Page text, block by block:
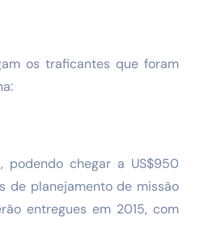
os traficantes que foram
podendo chegar a US$950
de planejamento de missão
entregues em 2015, com